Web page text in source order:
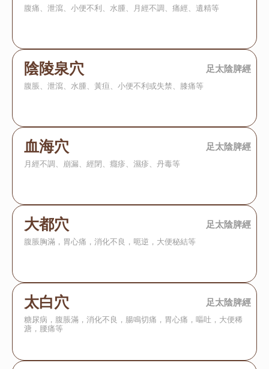
腹痛、泄瀉、小便不利、水腫、月經不調、痛經、遺精等
陰陵泉穴 足太陰脾經
腹脹、泄瀉、水腫、黃疸、小便不利或失禁、膝痛等
血海穴 足太陰脾經
月經不調、崩漏、經閉、癮疹、濕疹、丹毒等
大都穴 足太陰脾經
腹脹胸滿，胃心痛，消化不良，呃逆，大便秘結等
太白穴 足太陰脾經
糖尿病，腹脹滿，消化不良，腸鳴切痛，胃心痛，嘔吐，大便稀
溏，腰痛等